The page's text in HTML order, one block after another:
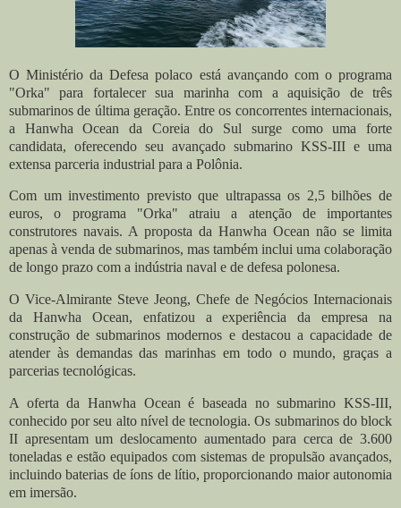
O Ministério da Defesa polaco está avançando com o programa
"Orka" para fortalecer sua marinha com a aquisição de três
submarinos de última geração. Entre os concorrentes internacionais,
a Hanwha Ocean da Coreia do Sul surge como uma forte
candidata, oferecendo seu avançado submarino KSS-III e uma
extensa parceria industrial para a Polônia.
Com um investimento previsto que ultrapassa os 2,5 bilhões de
euros, o programa "Orka" atraiu a atenção de importantes
construtores navais. A proposta da Hanwha Ocean não se limita
apenas à venda de submarinos, mas também inclui uma colaboração
de longo prazo com a indústria naval e de defesa polonesa.
O Vice-Almirante Steve Jeong, Chefe de Negócios Internacionais
da Hanwha Ocean, enfatizou a experiência da empresa na
construção de submarinos modernos e destacou a capacidade de
atender às demandas das marinhas em todo o mundo, graças a
parcerias tecnológicas.
A oferta da Hanwha Ocean é baseada no submarino KSS-III,
conhecido por seu alto nível de tecnologia. Os submarinos do block
II apresentam um deslocamento aumentado para cerca de 3.600
toneladas e estão equipados com sistemas de propulsão avançados,
incluindo baterias de íons de lítio, proporcionando maior autonomia
em imersão.